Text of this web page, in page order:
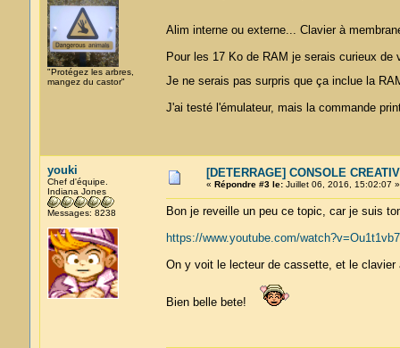
"Protégez les arbres,
mangez du castor"
Alim interne ou externe... Clavier à
Pour les 17 Ko de RAM je serais curieux de
Je ne serais pas surpris que ça inclue la
J'ai testé l'émulateur, mais la commande
youki
Chef d'équipe.
Indiana Jones
Messages: 8238
[DETERRAGE] CONSOLE
« Répondre #3 le:Juillet 06, 2016, 15:02:07 »
Bon je reveille un peu ce topic, car je suis
https://www.youtube.com/
On y voit le lecteur de cassette, et le
Bien belle bete!